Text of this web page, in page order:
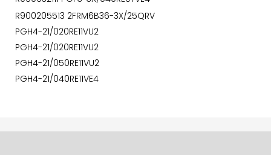
R900205513 2FRM6B36-3X/25QRV
PGH4-21/020RE11VU2
PGH4-21/020RE11VU2
PGH4-21/050RE11VU2
PGH4-21/040RE11VE4